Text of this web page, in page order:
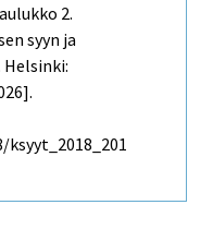
2.
syyn ja
Helsinki: